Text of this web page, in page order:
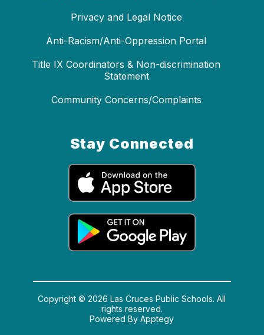
Privacy and Legal Notice
Anti-Racism/Anti-Oppression Portal
Title IX Coordinators & Non-discrimination
Statement
Community Concerns/Complaints
Stay Connected
Copyright © 2026 Las Cruces Public Schools. All
rights reserved.
Powered ByApptegy